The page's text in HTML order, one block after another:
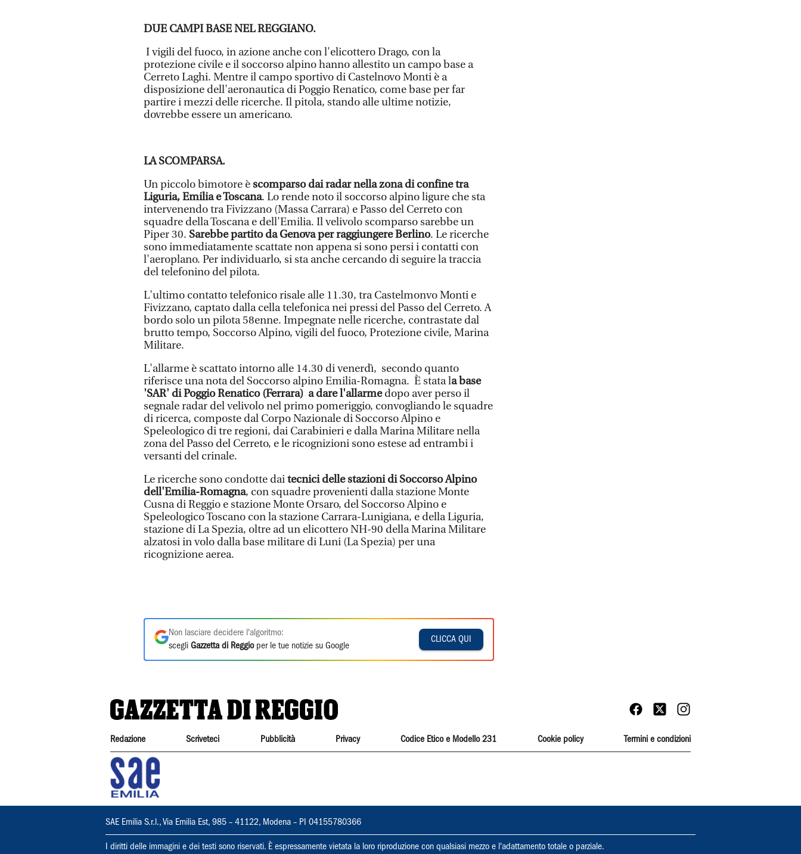
DUE CAMPI BASE NEL REGGIANO.
I vigili del fuoco, in azione anche con l'elicottero Drago, con la
protezione civile e il soccorso alpino hanno allestito un campo base a
Cerreto Laghi. Mentre il campo sportivo di Castelnovo Monti è a
disposizione dell'aeronautica di Poggio Renatico, come base per far
partire i mezzi delle ricerche. Il pitola, stando alle ultime notizie,
dovrebbe essere un americano.
LA SCOMPARSA.
Un piccolo bimotore èscomparso dai radar nella zona di confine tra
Liguria, Emilia e Toscana. Lo rende noto il soccorso alpino ligure che sta
intervenendo tra Fivizzano (Massa Carrara) e Passo del Cerreto con
squadre della Toscana e dell'Emilia. Il velivolo scomparso sarebbe un
Piper 30. Sarebbe partito da Genova per raggiungere Berlino. Le ricerche
sono immediatamente scattate non appena si sono persi i contatti con
l'aeroplano. Per individuarlo, si sta anche cercando di seguire la traccia
del telefonino del pilota.
L'ultimo contatto telefonico risale alle 11.30, tra Castelmonvo Monti e
Fivizzano, captato dalla cella telefonica nei pressi del Passo del Cerreto. A
bordo solo un pilota 58enne. Impegnate nelle ricerche, contrastate dal
brutto tempo, Soccorso Alpino, vigili del fuoco, Protezione civile, Marina
Militare.
L'allarme è scattato intorno alle 14.30 di venerdì, secondo quanto
riferisce una nota del Soccorso alpino Emilia-Romagna. È stata la base
'SAR' di Poggio Renatico (Ferrara) a dare l'allarmedopo aver perso il
segnale radar del velivolo nel primo pomeriggio, convogliando le squadre
di ricerca, composte dal Corpo Nazionale di Soccorso Alpino e
Speleologico di tre regioni, dai Carabinieri e dalla Marina Militare nella
zona del Passo del Cerreto, e le ricognizioni sono estese ad entrambi i
versanti del crinale.
Le ricerche sono condotte daitecnici delle stazioni di Soccorso Alpino
dell'Emilia-Romagna, con squadre provenienti dalla stazione Monte
Cusna di Reggio e stazione Monte Orsaro, del Soccorso Alpino e
Speleologico Toscano con la stazione Carrara-Lunigiana, e della Liguria,
stazione di La Spezia, oltre ad un elicottero NH-90 della Marina Militare
alzatosi in volo dalla base militare di Luni (La Spezia) per una
ricognizione aerea.
Non lasciare decidere l'algoritmo:
scegli Gazzetta di Reggioper le tue notizie su Google
CLICCA QUI
Redazione Scriveteci Pubblicità Privacy Codice Etico e Modello 231 Cookie policy Termini e condizioni
SAE Emilia S.r.l., Via Emilia Est, 985 – 41122, Modena – PI 04155780366
I diritti delle immagini e dei testi sono riservati. È espressamente vietata la loro riproduzione con qualsiasi mezzo e l'adattamento totale o parziale.